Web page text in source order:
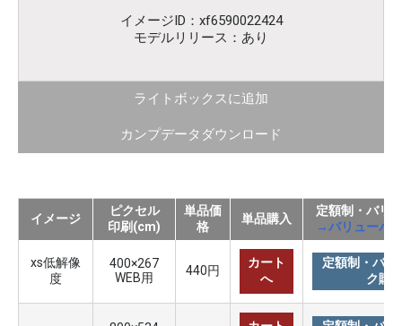
イメージID：xf6590022424
モデルリリース：あり
ライトボックスに追加
カンプデータダウンロード
イメージ
ピクセル
印刷(cm)
単品価
格
単品購入
定額制・バリ
→バリューパ
xs低解像
度
400×267
WEB用
440円
カート
へ
定額制・バリ
ク購